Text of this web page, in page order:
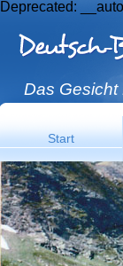
Deprecated:
Das Gesicht
Start